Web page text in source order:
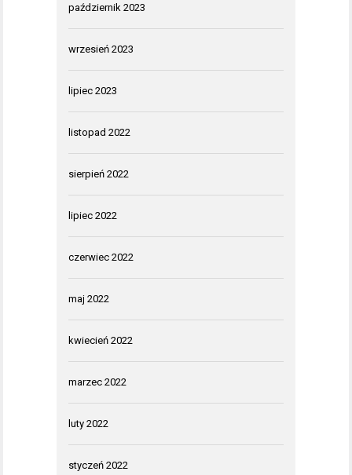
październik 2023
wrzesień 2023
lipiec 2023
listopad 2022
sierpień 2022
lipiec 2022
czerwiec 2022
maj 2022
kwiecień 2022
marzec 2022
luty 2022
styczeń 2022